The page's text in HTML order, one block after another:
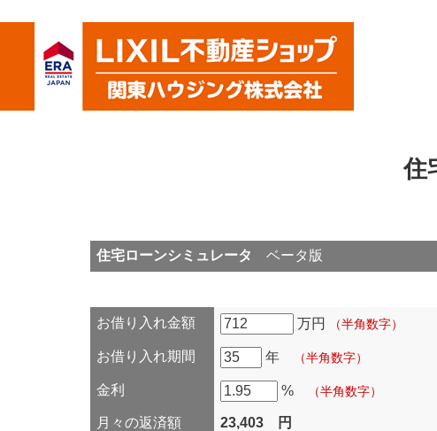
住
住宅ローンシミュレータ ベータ版
お借り入れ金額 万円 （半角数字）
お借り入れ期間 年 （半角数字）
金利 % （半角数字）
月々の返済額 23,403 円